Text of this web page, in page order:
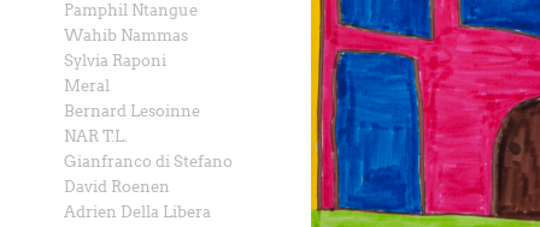
Pamphil Ntangue
Wahib Nammas
Sylvia Raponi
Meral
Bernard Lesoinne
NAR T.L.
Gianfranco di Stefano
David Roenen
Adrien Della Libera